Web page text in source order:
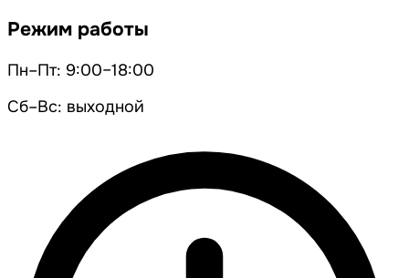
Режим работы
Пн–Пт: 9:00–18:00
Сб–Вс: выходной